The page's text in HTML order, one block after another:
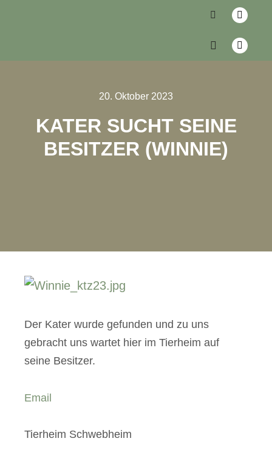
20. Oktober 2023
KATER SUCHT SEINE
BESITZER (WINNIE)
Der Kater wurde gefunden und zu uns
gebracht uns wartet hier im Tierheim auf
seine Besitzer.
Email
Tierheim Schwebheim